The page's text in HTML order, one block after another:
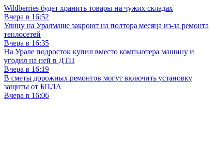
Wildberries будет хранить товары на чужих складах
Вчера в 16:52
Улицу на Уралмаше закроют на полтора месяца из-за ремонта
теплосетей
Вчера в 16:35
На Урале подросток купил вместо компьютера машину и
угодил на ней в ДТП
Вчера в 16:19
В сметы дорожных ремонтов могут включить установку
защиты от БПЛА
Вчера в 16:06